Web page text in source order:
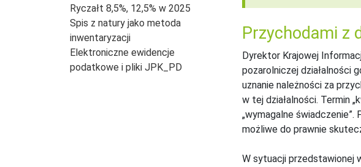
Ryczałt 8,5%, 12,5% w 2025
Spis z natury jako metoda
inwentaryzacji
Elektroniczne ewidencje
podatkowe i pliki JPK_PD
Przychodami z
Dyrektor Krajowej
pozarolniczej działalności
uznanie należności za
w tej działalności. Termin
„wymagalne
możliwe do prawnie
W sytuacji przedstawionej